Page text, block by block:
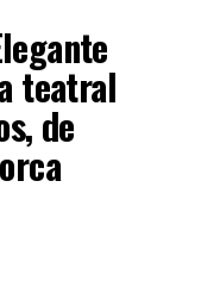
teatral
de